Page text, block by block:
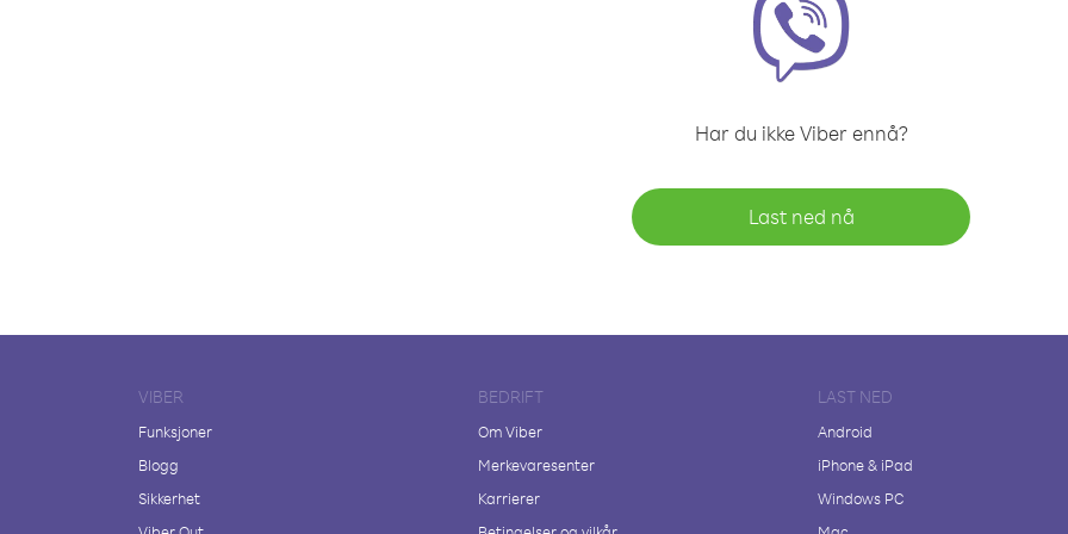
Har du ikke Viber ennå?
Last ned nå
VIBER
Funksjoner
Blogg
Sikkerhet
BEDRIFT
Om Viber
Merkevaresenter
Karrierer
LAST NED
Android
iPhone & iPad
Windows PC